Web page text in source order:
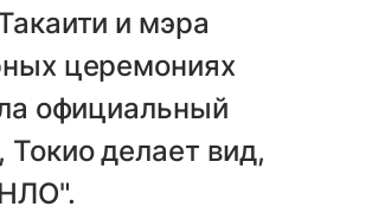
и мэра
церемониях
официальный
делает вид,